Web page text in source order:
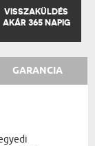
VISSZAKÜLDÉS
AKÁR 365 NAPIG
GARANCIA